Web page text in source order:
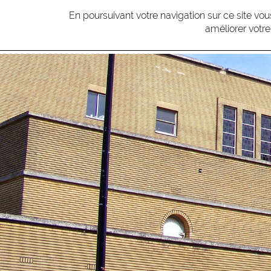
En poursuivant votre navigation sur ce site
améliorer
Bannière